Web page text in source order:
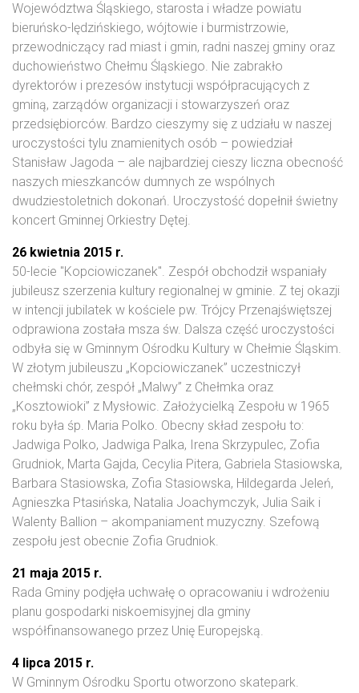
Województwa Śląskiego, starosta i władze powiatu
bieruńsko-lędzińskiego, wójtowie i burmistrzowie,
przewodniczący rad miast i gmin, radni naszej gminy oraz
duchowieństwo Chełmu Śląskiego. Nie zabrakło
dyrektorów i prezesów instytucji współpracujących z
gminą, zarządów organizacji i stowarzyszeń oraz
przedsiębiorców. Bardzo cieszymy się z udziału w naszej
uroczystości tylu znamienitych osób – powiedział
Stanisław Jagoda – ale najbardziej cieszy liczna obecność
naszych mieszkanców dumnych ze wspólnych
dwudziestoletnich dokonań. Uroczystość dopełnił świetny
koncert Gminnej Orkiestry Dętej.
26 kwietnia 2015 r.
50-lecie "Kopciowiczanek". Zespół obchodził wspaniały
jubileusz szerzenia kultury regionalnej w gminie. Z tej okazji
w intencji jubilatek w kościele pw. Trójcy Przenajświętszej
odprawiona została msza św. Dalsza część uroczystości
odbyła się w Gminnym Ośrodku Kultury w Chełmie Śląskim.
W złotym jubileuszu „Kopciowiczanek” uczestniczył
chełmski chór, zespół „Malwy” z Chełmka oraz
„Kosztowioki” z Mysłowic. Założycielką Zespołu w 1965
roku była śp. Maria Polko. Obecny skład zespołu to:
Jadwiga Polko, Jadwiga Palka, Irena Skrzypulec, Zofia
Grudniok, Marta Gajda, Cecylia Pitera, Gabriela Stasiowska,
Barbara Stasiowska, Zofia Stasiowska, Hildegarda Jeleń,
Agnieszka Ptasińska, Natalia Joachymczyk, Julia Saik i
Walenty Ballion – akompaniament muzyczny. Szefową
zespołu jest obecnie Zofia Grudniok.
21 maja 2015 r.
Rada Gminy podjęła uchwałę o opracowaniu i wdrożeniu
planu gospodarki niskoemisyjnej dla gminy
współfinansowanego przez Unię Europejską.
4 lipca 2015 r.
W Gminnym Ośrodku Sportu otworzono skatepark.